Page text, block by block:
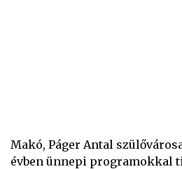
Makó, Páger Antal
évben ünnepi programokkal